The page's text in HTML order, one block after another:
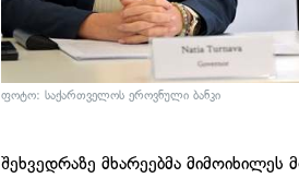
ფოტო: საქართველოს ეროვნული ბანკი
შეხვედრაზე მხარეებმა